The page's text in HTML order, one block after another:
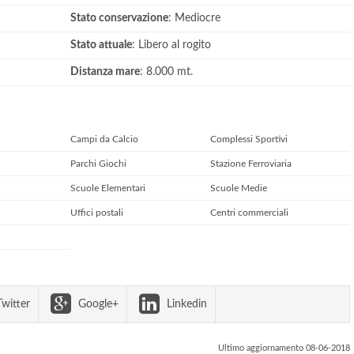
Stato conservazione: Mediocre
Stato attuale: Libero al rogito
Distanza mare: 8.000 mt.
Campi da Calcio Complessi Sportivi
Parchi Giochi Stazione Ferroviaria
Scuole Elementari Scuole Medie
Uffici postali Centri commerciali
Google+ Linkedin
Ultimo aggiornamento 08-06-2018